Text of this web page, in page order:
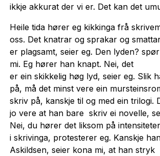
ikkje akkurat der vi er. Det kan det
Heile tida hører eg kikkinga frå
oss. Det knatrar og sprakar og
er plagsamt, seier eg. Den lyden?
mi. Eg hører han knapt. Nei, det
er ein skikkelig høg lyd, seier eg. Slik
på, må det minst vere ein
skriv på, kanskje til og med ein trilogi.
jo vere at han bare skriv ei novelle,
Nei, du hører det liksom på
i skrivinga, protesterer eg. Kanskje
Askildsen, seier kona mi, at han stryk